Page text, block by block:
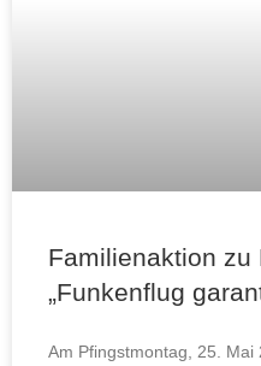
Familienaktion zu
„Funkenflug
Am Pfingstmontag, 25.